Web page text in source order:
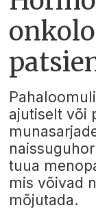
ajutiselt või
tuua
mis võivad
mõjutada.